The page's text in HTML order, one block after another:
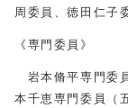
周委員、徳田仁子
《専門委員》
岩本脩平専門委
本千恵専門委員（